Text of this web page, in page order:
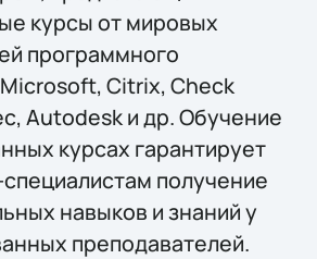
курсы от мировых
программного
Citrix, Check
Autodesk и др. Обучение
курсах гарантирует
получение
навыков и знаний у
преподавателей.